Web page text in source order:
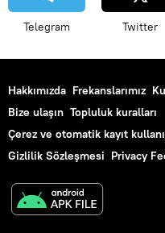
Telegram Twitter
Hakkımızda Frekanslarımız
Bize ulaşın Topluluk kuralları
Çerez ve otomatik kayıt
Gizlilik Sözleşmesi Privacy